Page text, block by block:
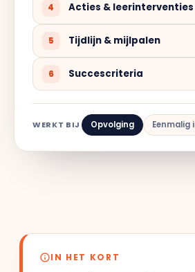
4 Acties & leerinterventies
5 Tijdlijn & mijlpalen
6 Succescriteria
WERKT BIJ Opvolging Eenmalig
IN HET KORT